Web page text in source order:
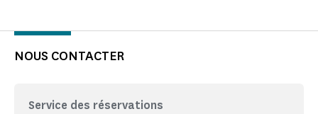
NOUS CONTACTER
Service des réservations